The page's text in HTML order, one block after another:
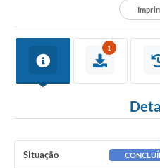
Telefones Úteis
Contato
1
Situação